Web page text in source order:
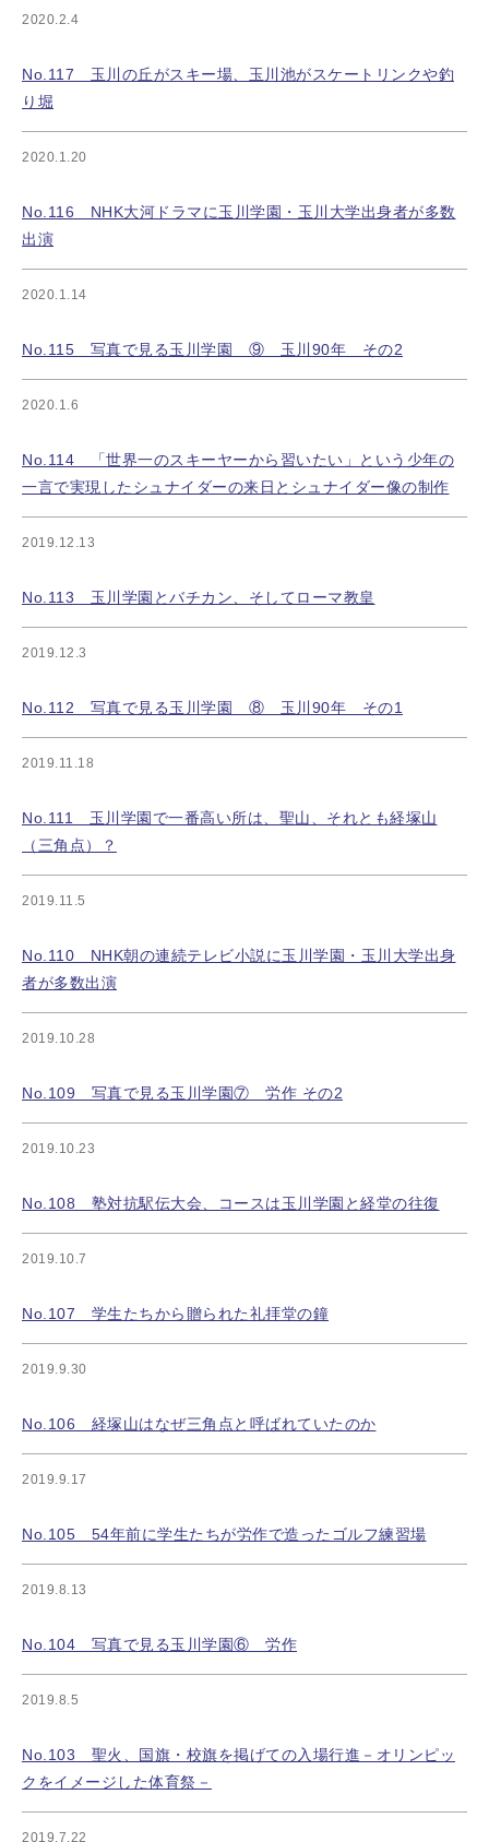
2020.2.4
No.117 玉川の丘がスキー場、玉川池がスケートリンクや釣
り堀
2020.1.20
No.116 NHK大河ドラマに玉川学園・玉川大学出身者が多数
出演
2020.1.14
No.115 写真で見る玉川学園 ⑨ 玉川90年 その2
2020.1.6
No.114 「世界一のスキーヤーから習いたい」という少年の
一言で実現したシュナイダーの来日とシュナイダー像の制作
2019.12.13
No.113 玉川学園とバチカン、そしてローマ教皇
2019.12.3
No.112 写真で見る玉川学園 ⑧ 玉川90年 その1
2019.11.18
No.111 玉川学園で一番高い所は、聖山、それとも経塚山
（三角点）？
2019.11.5
No.110 NHK朝の連続テレビ小説に玉川学園・玉川大学出身
者が多数出演
2019.10.28
No.109 写真で見る玉川学園⑦ 労作 その2
2019.10.23
No.108 塾対抗駅伝大会、コースは玉川学園と経堂の往復
2019.10.7
No.107 学生たちから贈られた礼拝堂の鐘
2019.9.30
No.106 経塚山はなぜ三角点と呼ばれていたのか
2019.9.17
No.105 54年前に学生たちが労作で造ったゴルフ練習場
2019.8.13
No.104 写真で見る玉川学園⑥ 労作
2019.8.5
No.103 聖火、国旗・校旗を掲げての入場行進－オリンピッ
クをイメージした体育祭－
2019.7.22